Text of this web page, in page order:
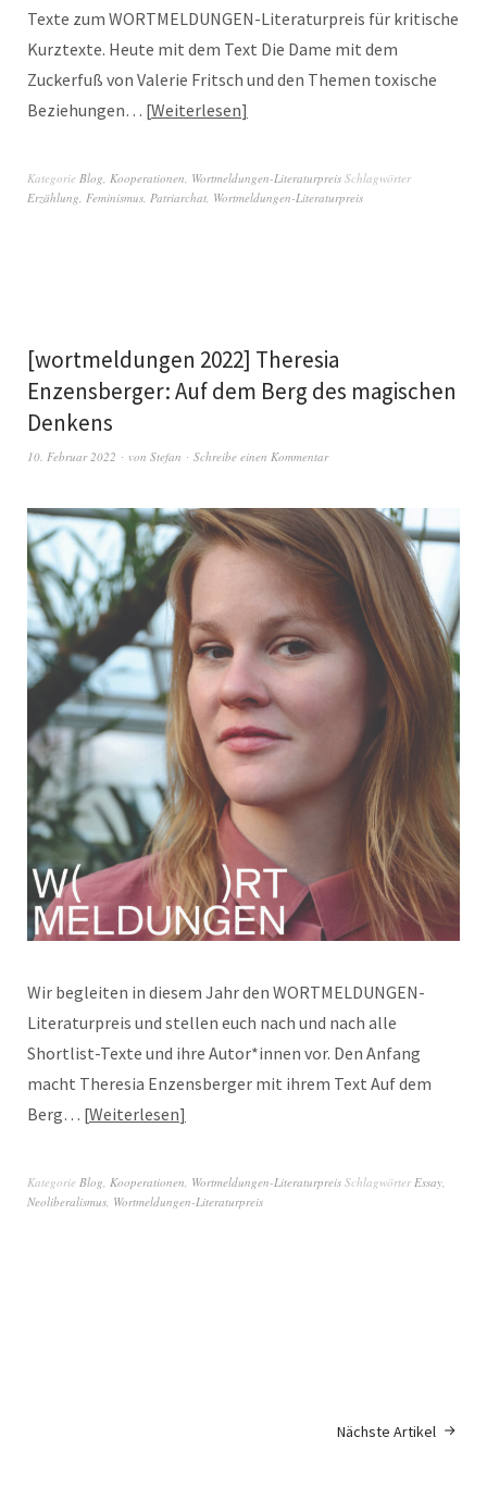
Texte zum WORTMELDUNGEN-Literaturpreis für kritische
Kurztexte. Heute mit dem Text Die Dame mit dem
Zuckerfuß von Valerie Fritsch und den Themen toxische
Beziehungen… Weiterlesen
Kategorie Blog Kooperationen Wortmeldungen-Literaturpreis Schlagwörter
Erzählung Feminismus Patriarchat Wortmeldungen-Literaturpreis
[wortmeldungen 2022] Theresia
Enzensberger: Auf dem Berg des magischen
Denkens
10. Februar 2022 von Stefan Schreibe einen Kommentar
Wir begleiten in diesem Jahr den WORTMELDUNGEN-
Literaturpreis und stellen euch nach und nach alle
Shortlist-Texte und ihre Autor*innen vor. Den Anfang
macht Theresia Enzensberger mit ihrem Text Auf dem
Berg… Weiterlesen
Kategorie Blog Kooperationen Wortmeldungen-Literaturpreis Schlagwörter Essay
Neoliberalismus Wortmeldungen-Literaturpreis
Nächste Artikel